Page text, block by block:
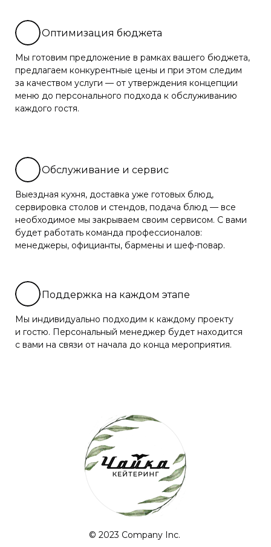
Оптимизация бюджета
Мы готовим предложение в рамках вашего бюджета,
предлагаем конкурентные цены и при этом следим
за качеством услуги — от утверждения концепции
меню до персонального подхода к обслуживанию
каждого гостя.
Обслуживание и сервис
Выездная кухня, доставка уже готовых блюд,
сервировка столов и стендов, подача блюд — все
необходимое мы закрываем своим сервисом. С вами
будет работать команда профессионалов:
менеджеры, официанты, бармены и шеф-повар.
Поддержка на каждом этапе
Мы индивидуально подходим к каждому проекту
и гостю. Персональный менеджер будет находится
с вами на связи от начала до конца мероприятия.
© 2023 Company Inc.